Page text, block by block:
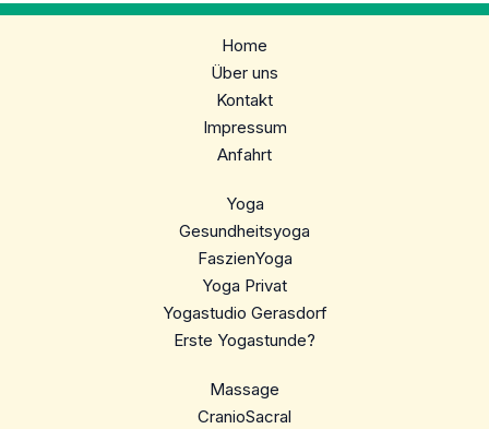
Home
Über uns
Kontakt
Impressum
Anfahrt
Yoga
Gesundheitsyoga
FaszienYoga
Yoga Privat
Yogastudio Gerasdorf
Erste Yogastunde?
Massage
CranioSacral